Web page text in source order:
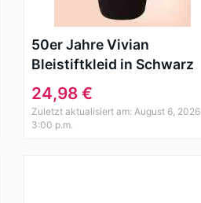
50er Jahre Vivian
Bleistiftkleid in Schwarz
24,98 €
Zuletzt aktualisiert am: August 6, 2026
3:00 p.m.